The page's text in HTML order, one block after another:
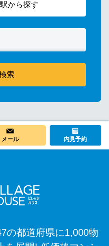
から探す
索
メール 内見予約
の都道府県に1,000物